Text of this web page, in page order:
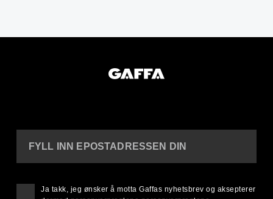
FYLL INN EPOSTADRESSEN DIN
Ja takk, jeg ønsker å motta Gaffas nyhetsbrev og aksepterer